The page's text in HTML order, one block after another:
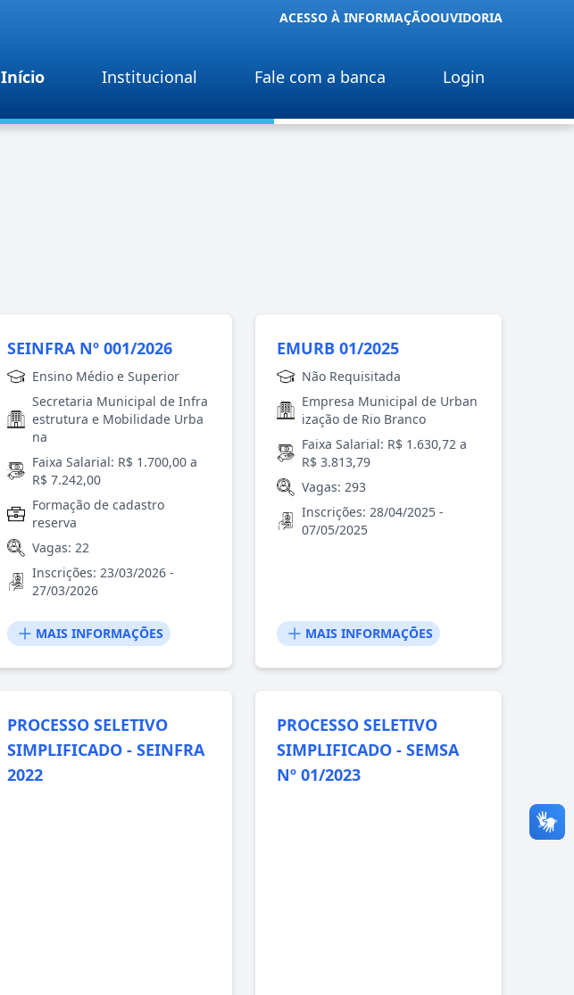
ACESSO À INFORMAÇÃOOUVIDORIA
Início Institucional Fale com a banca Login
SEINFRA Nº 001/2026
Ensino Médio e Superior
Secretaria Municipal de Infra
estrutura e Mobilidade Urba
na
Faixa Salarial: R$ 1.700,00 a
R$ 7.242,00
Formação de cadastro
reserva
Vagas: 22
Inscrições: 23/03/2026 -
27/03/2026
MAIS INFORMAÇÕES
EMURB 01/2025
Não Requisitada
Empresa Municipal de Urban
ização de Rio Branco
Faixa Salarial: R$ 1.630,72 a
R$ 3.813,79
Vagas: 293
Inscrições: 28/04/2025 -
07/05/2025
MAIS INFORMAÇÕES
PROCESSO SELETIVO
SIMPLIFICADO - SEINFRA
2022
PROCESSO SELETIVO
SIMPLIFICADO - SEMSA
Nº 01/2023